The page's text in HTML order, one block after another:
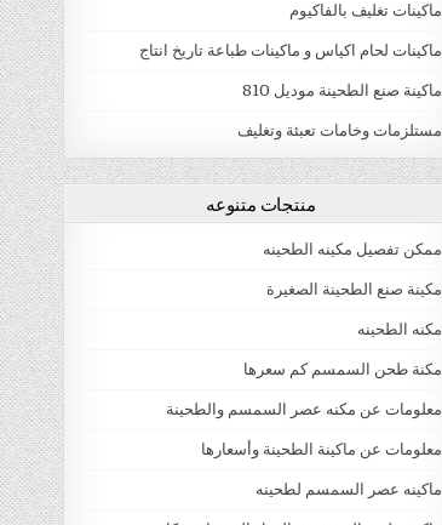
ماكينات تغليف بالفاكيوم
ماكينات لحام اكياس و ماكينات طباعة تاريخ انتاج
ماكينة صنع الطحينة موديل 810
مستلزمات وخامات تعبئة وتغليف
منتجات متنوعه
ممكن تفصيل مكينه الطحينه
مكينة صنع الطحينة الصغيرة
مكنه الطحينه
مكنة طحن السمسم كم سعرها
معلومات عن مكنه عصر السمسم والطحينة
معلومات عن ماكينة الطحينة وأسعارها
ماكينه عصر السمسم لطحينه